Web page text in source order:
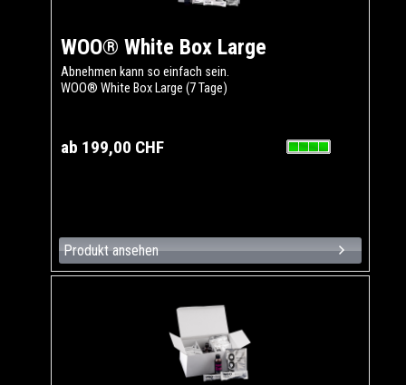
WOO® White Box Large
Abnehmen kann so einfach sein.
WOO® White Box Large (7 Tage)
ab 199,00 CHF
Produkt ansehen